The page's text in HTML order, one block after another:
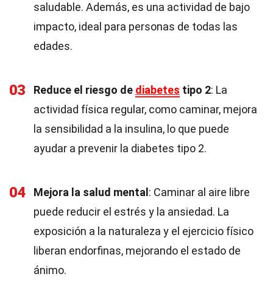
saludable. Además, es una actividad de bajo
impacto, ideal para personas de todas las
edades.
03 Reduce el riesgo de diabetes tipo 2: La
actividad física regular, como caminar, mejora
la sensibilidad a la insulina, lo que puede
ayudar a prevenir la diabetes tipo 2.
04 Mejora la salud mental : Caminar al aire libre
puede reducir el estrés y la ansiedad. La
exposición a la naturaleza y el ejercicio físico
liberan endorfinas, mejorando el estado de
ánimo.